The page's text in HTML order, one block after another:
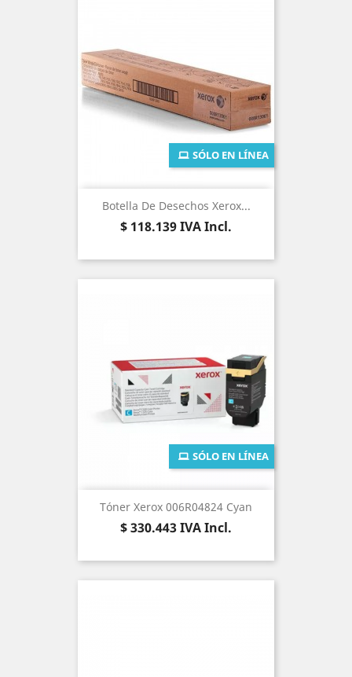
Botella De Desechos Xerox...
Precio
$ 118.139IVA Incl.
SÓLO EN LÍNEA
Tóner Xerox 006R04824 Cyan
Precio
$ 330.443IVA Incl.
SÓLO EN LÍNEA